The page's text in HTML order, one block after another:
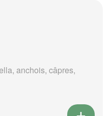
anchois, câpres,